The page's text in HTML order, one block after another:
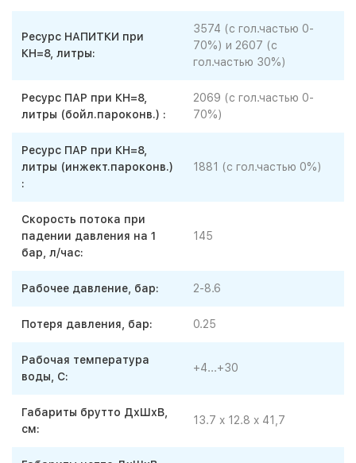
Ресурс НАПИТКИ при
КН=8, литры:
3574 (с гол.частью 0-
70%) и 2607 (с
гол.частью 30%)
Ресурс ПАР при КН=8,
литры (бойл.пароконв.) :
2069 (с гол.частью 0-
70%)
Ресурс ПАР при КН=8,
литры (инжект.пароконв.)
:
1881 (с гол.частью 0%)
Скорость потока при
падении давления на 1
бар, л/час:
145
Рабочее давление, бар: 2-8.6
Потеря давления, бар: 0.25
Рабочая температура
воды, С:
+4...+30
Габариты брутто ДхШхВ,
см:
13.7 x 12.8 x 41,7